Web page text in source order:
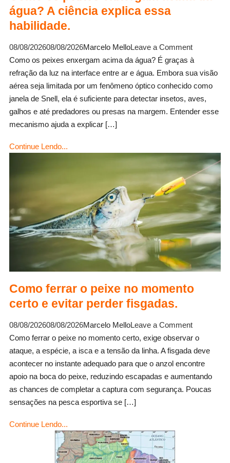
água? A ciência explica essa
habilidade.
08/08/202608/08/2026Marcelo MelloLeave a Commenton
Como
os
peixes
enxergam
acima
ciência
explica
essa
habilidade.
Como os peixes enxergam acima da água? É graças à
refração da luz na interface entre ar e água. Embora sua visão
aérea seja limitada por um fenômeno óptico conhecido como
janela de Snell, ela é suficiente para detectar insetos, aves,
galhos e até predadores ou presas na margem. Entender esse
mecanismo ajuda a explicar […]
Continue Lendo...
Como ferrar o peixe no momento
certo e evitar perder fisgadas.
08/08/202608/08/2026Marcelo MelloLeave a Commenton
Como
ferrar
o
peixe
no
Como ferrar o peixe no momento certo, exige observar o
ataque, a espécie, a isca e a tensão da linha. A fisgada deve
acontecer no instante adequado para que o anzol encontre
apoio na boca do peixe, reduzindo escapadas e aumentando
as chances de completar a captura com segurança. Poucas
sensações na pesca esportiva se […]
Continue Lendo...